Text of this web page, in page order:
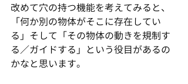
改めて穴の持つ機能を考えてみると、
「何か別の物体がそこに存在してい
る」そして「その物体の動きを規制す
る／ガイドする」という役目があるの
かなと思います。